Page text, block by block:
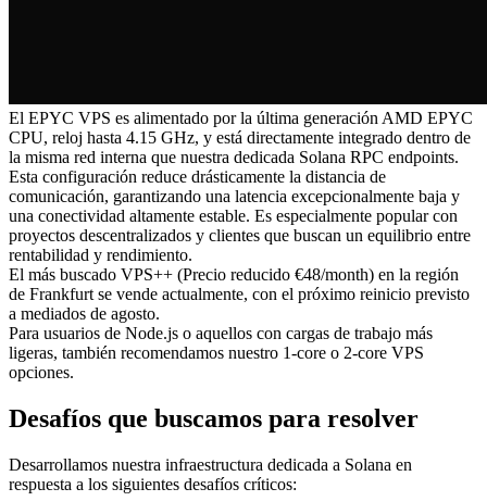
El EPYC VPS es alimentado por la última generación AMD EPYC
CPU, reloj hasta 4.15 GHz, y está directamente integrado dentro de
la misma red interna que nuestra dedicada Solana RPC endpoints.
Esta configuración reduce drásticamente la distancia de
comunicación, garantizando una latencia excepcionalmente baja y
una conectividad altamente estable. Es especialmente popular con
proyectos descentralizados y clientes que buscan un equilibrio entre
rentabilidad y rendimiento.
El más buscado VPS++ (Precio reducido €48/month) en la región
de Frankfurt se vende actualmente, con el próximo reinicio previsto
a mediados de agosto.
Para usuarios de Node.js o aquellos con cargas de trabajo más
ligeras, también recomendamos nuestro 1-core o 2-core VPS
opciones.
Desafíos que buscamos para resolver
Desarrollamos nuestra infraestructura dedicada a Solana en
respuesta a los siguientes desafíos críticos: